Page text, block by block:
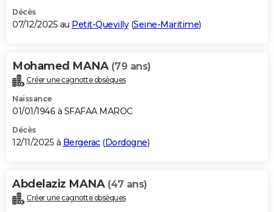
Décès
07/12/2025 au Petit-Quevilly(Seine-Maritime)
Mohamed MANA (79 ans)
Créer une cagnotte obsèques
Naissance
01/01/1946 à SFAFAA MAROC
Décès
12/11/2025 à Bergerac(Dordogne)
Abdelaziz MANA (47 ans)
Créer une cagnotte obsèques